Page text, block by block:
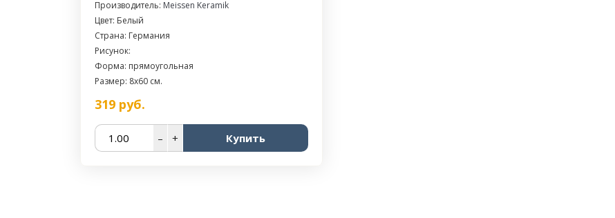
Производитель: Meissen Keramik
Цвет: Белый
Страна: Германия
Рисунок:
Форма: прямоугольная
Размер: 8x60 см.
319 руб.
– + Купить